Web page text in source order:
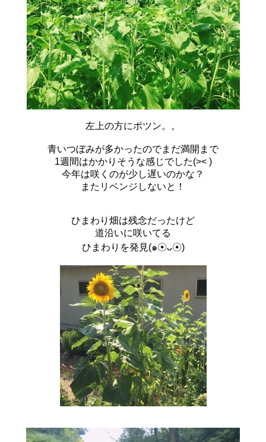
左上の方にポツン。。
青いつぼみが多かったのでまだ満開まで
1週間はかかりそうな感じでした(>< )
今年は咲くのが少し遅いのかな？
またリベンジしないと！
ひまわり畑は残念だったけど
道沿いに咲いてる
ひまわりを発見(๑☉ᴗ☉)